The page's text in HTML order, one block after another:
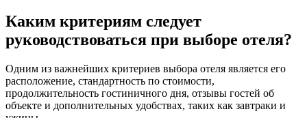
Каким критериям следует
руководствоваться при выборе отеля?
Одним из важнейших критериев выбора отеля является его
расположение, стандартность по стоимости,
продолжительность гостиничного дня, отзывы гостей об
объекте и дополнительных удобствах, таких как завтраки и